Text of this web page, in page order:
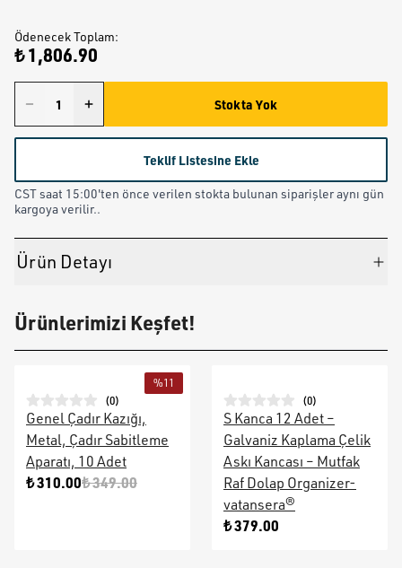
Ödenecek Toplam:
₺ 1,806.90
Stokta Yok
Teklif Listesine Ekle
CST saat 15:00'ten önce verilen stokta bulunan siparişler aynı gün
kargoya verilir..
Ürün Detayı
Ürünlerimizi Keşfet!
%11
(0)
Genel Çadır Kazığı,
Metal, Çadır Sabitleme
Aparatı, 10 Adet
₺ 310.00₺ 349.00
(0)
S Kanca 12 Adet –
Galvaniz Kaplama Çelik
Askı Kancası – Mutfak
Raf Dolap Organizer-
vatansera®
₺ 379.00